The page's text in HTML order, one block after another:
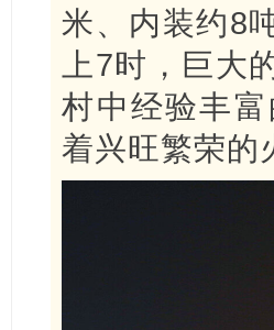
米、内装约8
上7时，巨大
村中经验丰
着兴旺繁荣的